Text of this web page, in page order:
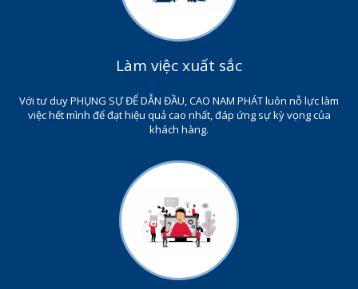
Làm việc xuất sắc
Với tư duy PHỤNG SỰ ĐỂ DẪN ĐẦU, CAO NAM PHÁT luôn nỗ lực làm
việc hết mình để đạt hiệu quả cao nhất, đáp ứng sự kỳ vọng của
khách hàng.